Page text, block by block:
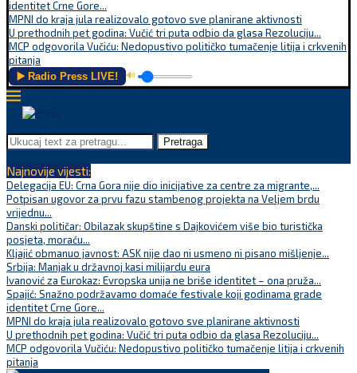
identitet Crne Gore...
MPNI do kraja jula realizovalo gotovo sve planirane aktivnosti
U prethodnih pet godina: Vučić tri puta odbio da glasa Rezoluciju...
MCP odgovorila Vučiću: Nedopustivo političko tumačenje litija i crkvenih
pitanja
▶️ Radio Press LIVE! 🔊
Pretraga
Najnovije vijesti:
Delegacija EU: Crna Gora nije dio inicijative za centre za migrante,...
Potpisan ugovor za prvu fazu stambenog projekta na Veljem brdu
vrijednu...
Danski političar: Obilazak skupštine s Dajkovićem više bio turistička
posjeta, moraću...
Kljajić obmanuo javnost: ASK nije dao ni usmeno ni pisano mišljenje...
Srbija: Manjak u državnoj kasi milijardu eura
Ivanović za Eurokaz: Evropska unija ne briše identitet – ona pruža...
Spajić: Snažno podržavamo domaće festivale koji godinama grade
identitet Crne Gore...
MPNI do kraja jula realizovalo gotovo sve planirane aktivnosti
U prethodnih pet godina: Vučić tri puta odbio da glasa Rezoluciju...
MCP odgovorila Vučiću: Nedopustivo političko tumačenje litija i crkvenih
pitanja